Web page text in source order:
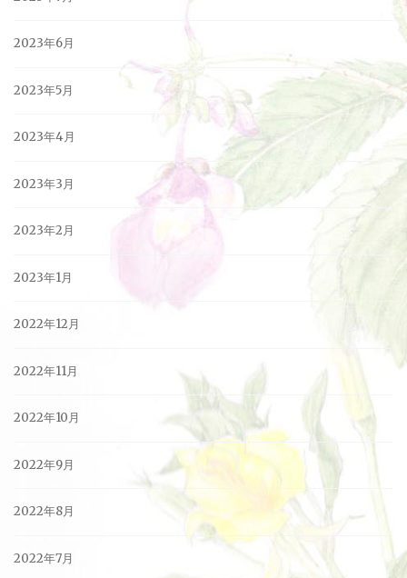
2023年6月
2023年5月
2023年4月
2023年3月
2023年2月
2023年1月
2022年12月
2022年11月
2022年10月
2022年9月
2022年8月
2022年7月